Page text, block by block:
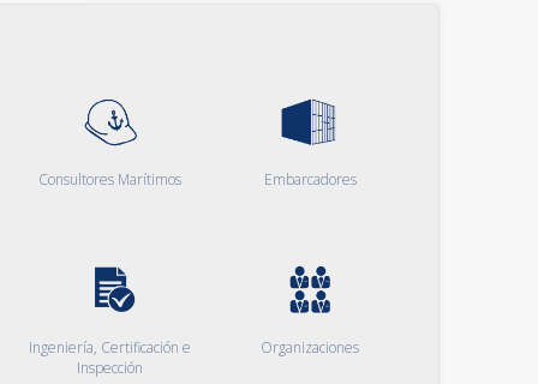
Consultores Marítimos Embarcadores
Ingeniería, Certificación e
Inspección
Organizaciones